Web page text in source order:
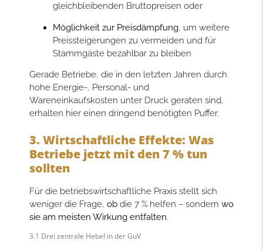
gleichbleibenden Bruttopreisen oder
Möglichkeit zur Preisdämpfung, um weitere
Preissteigerungen zu vermeiden und für
Stammgäste bezahlbar zu bleiben
Gerade Betriebe, die in den letzten Jahren durch
hohe Energie-, Personal- und
Wareneinkaufskosten unter Druck geraten sind,
erhalten hier einen dringend benötigten Puffer.
3. Wirtschaftliche Effekte: Was
Betriebe jetzt mit den 7 % tun
sollten
Für die betriebswirtschaftliche Praxis stellt sich
weniger die Frage, ob die 7 % helfen – sondern wo
sie am meisten Wirkung entfalten.
3.1 Drei zentrale Hebel in der GuV